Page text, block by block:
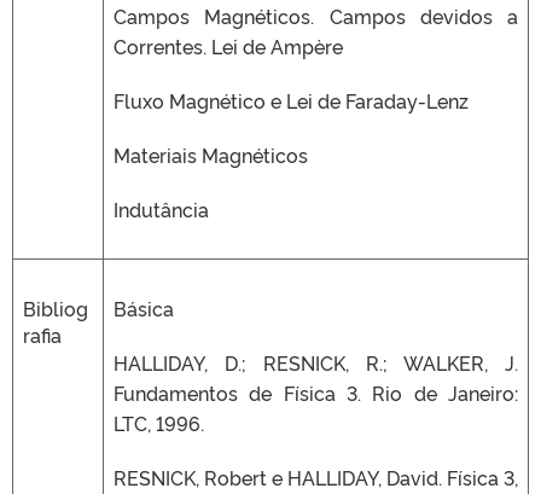
Campos Magnéticos. Campos devidos a
Correntes. Lei de Ampère
Fluxo Magnético e Lei de Faraday-Lenz
Materiais Magnéticos
Indutância
Bibliog
rafia
Básica
HALLIDAY, D.; RESNICK, R.; WALKER, J.
Fundamentos de Física 3. Rio de Janeiro:
LTC, 1996.
RESNICK, Robert e HALLIDAY, David. Física 3,